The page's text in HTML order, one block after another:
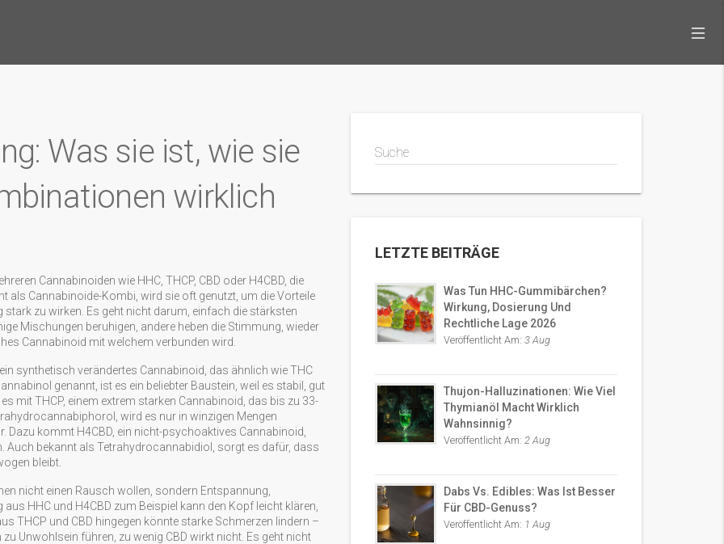
Was sie ist, wie sie
wirklich
Cannabinoiden wie HHC, THCP, CBD oder H4CBD, die
als Cannabinoide-Kombi , wird sie oft genutzt, um die Vorteile
stark zu wirken. Es geht nicht darum, einfach die stärksten
Mischungen beruhigen, andere heben die Stimmung, wieder
Cannabinoid mit welchem verbunden wird.
ein synthetisch verändertes Cannabinoid, das ähnlich wie THC
genannt, ist es ein beliebter Baustein, weil es stabil, gut
mitTHCP, einem extrem starken Cannabinoid, das bis zu 33-
, wird es nur in winzigen Mengen
Dazu kommt H4CBD ein nicht-psychoaktives Cannabinoid,
. Auch bekannt als Tetrahydrocannabidiol
, sorgt es dafür, dass
bleibt.
nicht einen Rausch wollen, sondern Entspannung,
HHC und H4CBD zum Beispiel kann den Kopf leicht klären,
THCP und CBD hingegen könnte starke Schmerzen lindern –
Unwohlsein führen, zu wenig CBD wirkt nicht. Es geht nicht
Suche
LETZTE BEITRÄGE
Was Tun HHC-Gummibärchen?
Wirkung, Dosierung Und
Rechtliche Lage 2026
Veröffentlicht Am: 3 Aug
Thujon-Halluzinationen: Wie Viel
Thymianöl Macht Wirklich
Wahnsinnig?
Veröffentlicht Am: 2 Aug
Dabs Vs. Edibles: Was Ist Besser
Für CBD-Genuss?
Veröffentlicht Am: 1 Aug